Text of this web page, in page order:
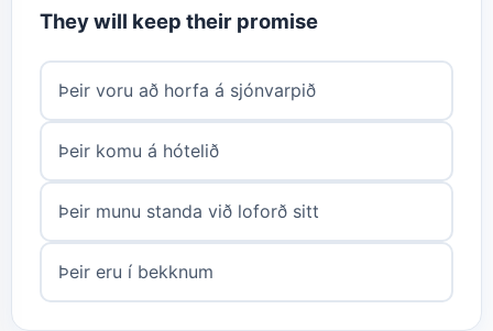
They will keep their promise
Þeir voru að horfa á sjónvarpið
Þeir komu á hótelið
Þeir munu standa við loforð sitt
Þeir eru í bekknum